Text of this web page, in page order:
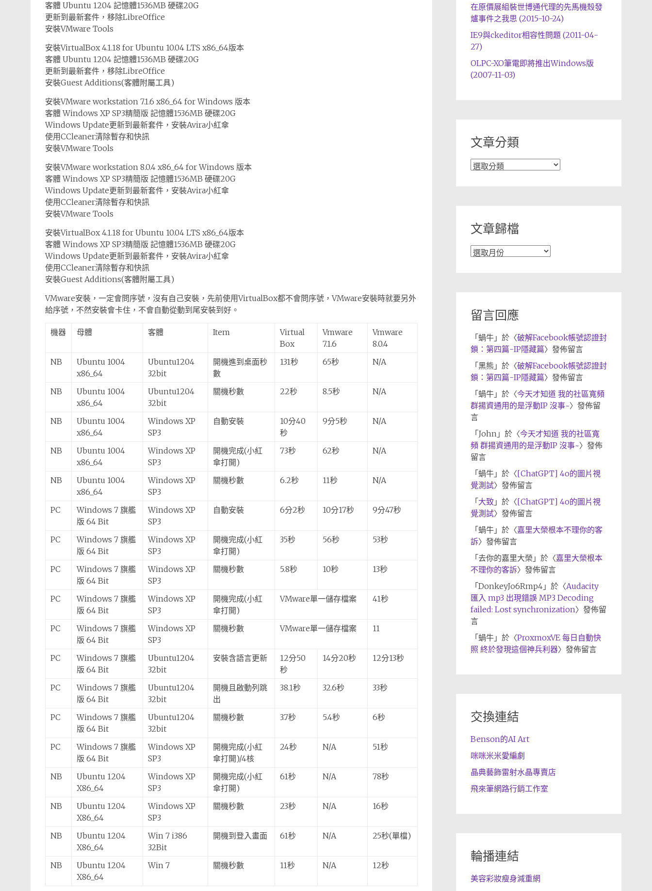
客體 Ubuntu 1204 記憶體1536MB 硬碟20G
更新到最新套件，移除LibreOffice
安裝VMware Tools
安裝VirtualBox 4.1.18 for Ubuntu 10.04 LTS x86_64版本
客體 Ubuntu 1204 記憶體1536MB 硬碟20G
更新到最新套件，移除LibreOffice
安裝Guest Additions(客體附屬工具)
安裝VMware workstation 7.1.6 x86_64 for Windows 版本
客體 Windows XP SP3精簡版 記憶體1536MB 硬碟20G
Windows Update更新到最新套件，安裝Avira小紅傘
使用CCleaner清除暫存和快訊
安裝VMware Tools
安裝VMware workstation 8.0.4 x86_64 for Windows 版本
客體 Windows XP SP3精簡版 記憶體1536MB 硬碟20G
Windows Update更新到最新套件，安裝Avira小紅傘
使用CCleaner清除暫存和快訊
安裝VMware Tools
安裝VirtualBox 4.1.18 for Ubuntu 10.04 LTS x86_64版本
客體 Windows XP SP3精簡版 記憶體1536MB 硬碟20G
Windows Update更新到最新套件，安裝Avira小紅傘
使用CCleaner清除暫存和快訊
安裝Guest Additions(客體附屬工具)
VMware安裝，一定會問序號，沒有自己安裝，先前使用VirtualBox都不會問序號，VMware安裝時就要另外
給序號，不然安裝會卡住，不會自動從動到尾安裝到好。
機器 母體 客體 Item
Virtual
Box
Vmware
7.1.6
Vmware
8.0.4
NB
Ubuntu 1004
x86_64
Ubuntu1204
32bit
開機進到桌面秒
數
131秒 65秒 N/A
NB
Ubuntu 1004
x86_64
Ubuntu1204
32bit
關機秒數 22秒 8.5秒 N/A
NB
Ubuntu 1004
x86_64
Windows XP
SP3
自動安裝
10分40
秒
9分5秒 N/A
NB
Ubuntu 1004
x86_64
Windows XP
SP3
開機完成(小紅
傘打開)
73秒 62秒 N/A
NB
Ubuntu 1004
x86_64
Windows XP
SP3
關機秒數 6.2秒 11秒 N/A
PC
Windows 7 旗艦
版 64 Bit
Windows XP
SP3
自動安裝 6分2秒 10分17秒 9分47秒
PC
Windows 7 旗艦
版 64 Bit
Windows XP
SP3
開機完成(小紅
傘打開)
35秒 56秒 53秒
PC
Windows 7 旗艦
版 64 Bit
Windows XP
SP3
關機秒數 5.8秒 10秒 13秒
PC
Windows 7 旗艦
版 64 Bit
Windows XP
SP3
開機完成(小紅
傘打開)
VMware單一儲存檔案 41秒
PC
Windows 7 旗艦
版 64 Bit
Windows XP
SP3
關機秒數 VMware單一儲存檔案 11
PC
Windows 7 旗艦
版 64 Bit
Ubuntu1204
32bit
安裝含語言更新
12分50
秒
14分20秒 12分13秒
PC
Windows 7 旗艦
版 64 Bit
Ubuntu1204
32bit
開機且啟動列跳
出
38.1秒 32.6秒 33秒
PC
Windows 7 旗艦
版 64 Bit
Ubuntu1204
32bit
關機秒數 3.7秒 5.4秒 6秒
PC
Windows 7 旗艦
版 64 Bit
Windows XP
SP3
開機完成(小紅
傘打開)/4核
24秒 N/A 51秒
NB
Ubuntu 1204
X86_64
Windows XP
SP3
開機完成(小紅
傘打開)
61秒 N/A 78秒
NB
Ubuntu 1204
X86_64
Windows XP
SP3
關機秒數 23秒 N/A 16秒
NB
Ubuntu 1204
X86_64
Win 7 i386
32Bit
開機到登入畫面 61秒 N/A 25秒(單檔)
NB
Ubuntu 1204
X86_64
Win 7 關機秒數 11秒 N/A 12秒
在原價展組裝世博通代理的先馬機殼發
爐事件之我思 (2015-10-24)
IE9與ckeditor相容性問題 (2011-04-
27)
OLPC-XO筆電即將推出Windows版
(2007-11-03)
文章分類
文
文章歸檔
文
留言回應
「 蝸牛」於〈破解Facebook帳號認證封
鎖：第四篇-IP隱藏篇〉發佈留言
「 黑熊 」於〈破解Facebook帳號認證封
鎖：第四篇-IP隱藏篇〉發佈留言
「 蝸牛」於〈今天才知道 我的社區寬頻
群揚資通用的是浮動IP 沒事~〉發佈留
言
「 John」於〈今天才知道 我的社區寬
頻 群揚資通用的是浮動IP 沒事~〉發佈
留言
「 蝸牛」於〈[ChatGPT] 4o的圖片視
覺測試〉發佈留言
「 大致 」於〈[ChatGPT] 4o的圖片視
覺測試〉發佈留言
「 蝸牛」於〈嘉里大榮根本不理你的客
訴〉發佈留言
「 去你的嘉里大榮 」於〈嘉里大榮根本
不理你的客訴〉發佈留言
「 DonkeyJo6Rmp4」於〈Audacity
匯入 mp3 出現錯誤 MP3 Decoding
failed: Lost synchronization〉發佈留
言
「 蝸牛」於〈ProxmoxVE 每日自動快
照 終於發現這個神兵利器〉發佈留言
交換連結
Benson的AI Art
咪咪米米愛編劇
晶典藝飾雷射水晶專賣店
飛來筆網路行銷工作室
輪播連結
美容彩妝瘦身減重網